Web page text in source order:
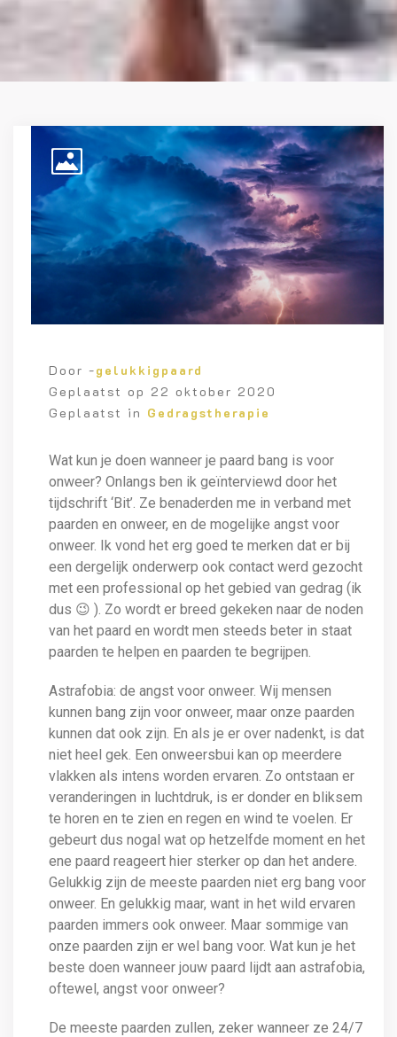
Door -gelukkigpaard
Geplaatst op 22 oktober 2020
Geplaatst in Gedragstherapie
Wat kun je doen wanneer je paard bang is voor
onweer? Onlangs ben ik geïnterviewd door het
tijdschrift ‘Bit’. Ze benaderden me in verband met
paarden en onweer, en de mogelijke angst voor
onweer. Ik vond het erg goed te merken dat er bij
een dergelijk onderwerp ook contact werd gezocht
met een professional op het gebied van gedrag (ik
dus 😉 ). Zo wordt er breed gekeken naar de noden
van het paard en wordt men steeds beter in staat
paarden te helpen en paarden te begrijpen.
Astrafobia: de angst voor onweer. Wij mensen
kunnen bang zijn voor onweer, maar onze paarden
kunnen dat ook zijn. En als je er over nadenkt, is dat
niet heel gek. Een onweersbui kan op meerdere
vlakken als intens worden ervaren. Zo ontstaan er
veranderingen in luchtdruk, is er donder en bliksem
te horen en te zien en regen en wind te voelen. Er
gebeurt dus nogal wat op hetzelfde moment en het
ene paard reageert hier sterker op dan het andere.
Gelukkig zijn de meeste paarden niet erg bang voor
onweer. En gelukkig maar, want in het wild ervaren
paarden immers ook onweer. Maar sommige van
onze paarden zijn er wel bang voor. Wat kun je het
beste doen wanneer jouw paard lijdt aan astrafobia,
oftewel, angst voor onweer?
De meeste paarden zullen, zeker wanneer ze 24/7